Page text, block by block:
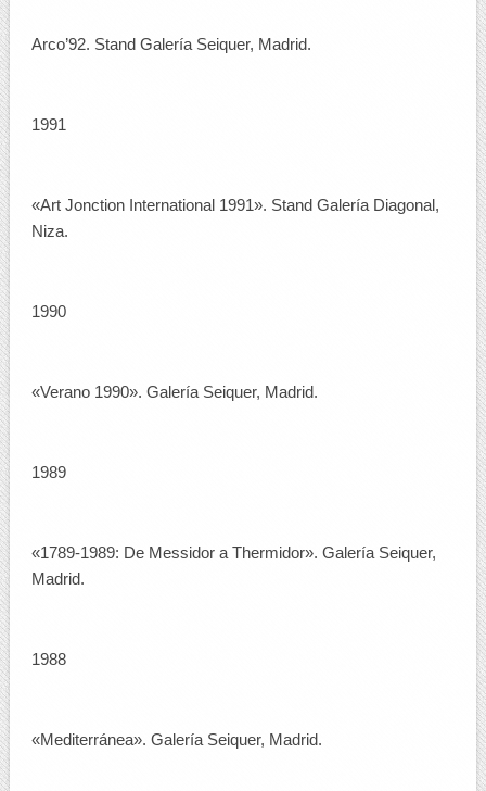
Arco’92. Stand Galería Seiquer, Madrid.
1991
«Art Jonction International 1991». Stand Galería Diagonal,
Niza.
1990
«Verano 1990». Galería Seiquer, Madrid.
1989
«1789-1989: De Messidor a Thermidor». Galería Seiquer,
Madrid.
1988
«Mediterránea». Galería Seiquer, Madrid.